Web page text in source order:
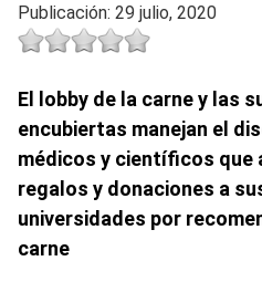
Publicación: 29 julio, 2020
El lobby de la carne y las
encubiertas manejan el
médicos y científicos que
regalos y donaciones a
universidades por
carne